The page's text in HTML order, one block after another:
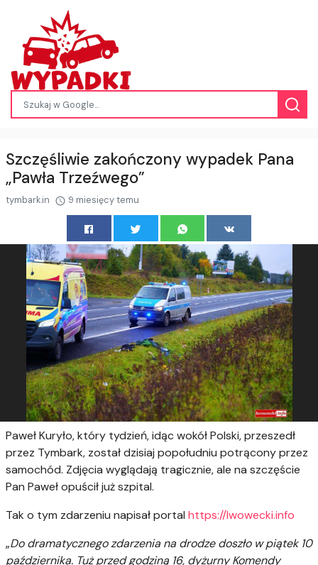
Szczęśliwie zakończony wypadek Pana
„Pawła Trzeźwego”
tymbark.in 9 miesięcy temu
Paweł Kuryło, który tydzień, idąc wokół Polski, przeszedł
przez Tymbark, został dzisiaj popołudniu potrącony przez
samochód. Zdjęcia wyglądają tragicznie, ale na szczęście
Pan Paweł opuścił już szpital.
Tak o tym zdarzeniu napisał portal https://lwowecki.info
„Do dramatycznego zdarzenia na drodze doszło w piątek 10
października. Tuż przed godziną 16, dyżurny Komendy